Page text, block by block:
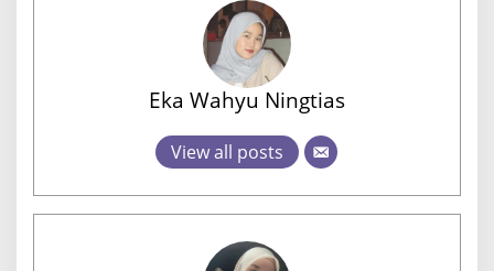
Eka Wahyu Ningtias
View all posts